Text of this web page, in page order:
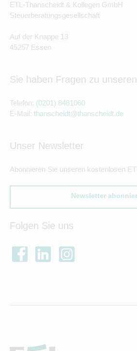
ETL-Thanscheidt & Kollegen GmbH
Steuerberatungsgesellschaft
Auf der Knappe 13
45257 Essen
Sie haben Fragen zu
Telefon: (0201) 8481060
E-Mail: thanscheidt@thanscheidt.de
Unser Newsletter
Abonnieren Sie unseren kostenlosen
Newsletter
Folgen Sie uns